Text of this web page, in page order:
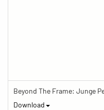
Download